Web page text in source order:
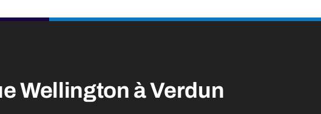
Wellington à Verdun